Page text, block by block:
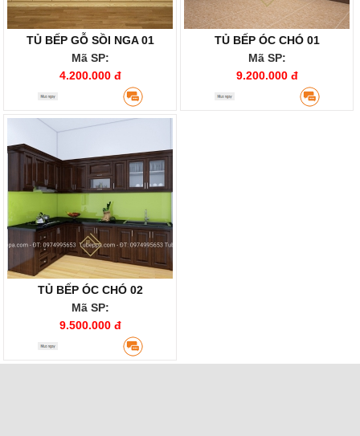
TỦ BẾP GỖ SỒI NGA 01
Mã SP:
4.200.000 đ
TỦ BẾP ÓC CHÓ 01
Mã SP:
9.200.000 đ
TỦ BẾP ÓC CHÓ 02
Mã SP:
9.500.000 đ